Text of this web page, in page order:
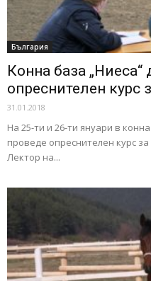
България
Конна база
опреснителен курс
31.01.2018
На 25-ти и 26-ти януари в
проведе опреснителен курс
Лектор на...